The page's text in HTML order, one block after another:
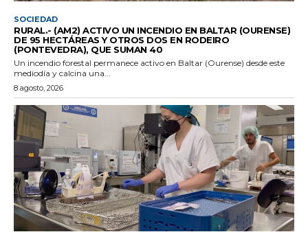
SOCIEDAD
RURAL.- (AM2) ACTIVO UN INCENDIO EN BALTAR (OURENSE)
DE 95 HECTÁREAS Y OTROS DOS EN RODEIRO
(PONTEVEDRA), QUE SUMAN 40
Un incendio forestal permanece activo en Baltar (Ourense) desde este
mediodía y calcina una...
8 agosto, 2026